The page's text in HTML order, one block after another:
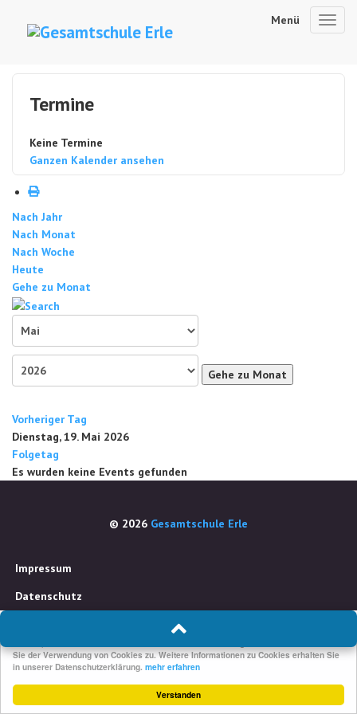
Verstanden
Um unsere Webseite für Sie optimal zu gestalten und fortlaufend verbessern zu
Sie der Verwendung von Cookies zu. Weitere Informationen zu Cookies erhalten Sie
in unserer Datenschutzerklärung. mehr erfahren
Menü
Termine
Keine Termine
Ganzen Kalender ansehen
Nach Jahr
Nach Monat
Nach Woche
Heute
Gehe zu Monat
Gehe zu Monat
Vorheriger Tag
Dienstag, 19. Mai 2026
Folgetag
Es wurden keine Events gefunden
© 2026 Gesamtschule Erle
Impressum
Datenschutz